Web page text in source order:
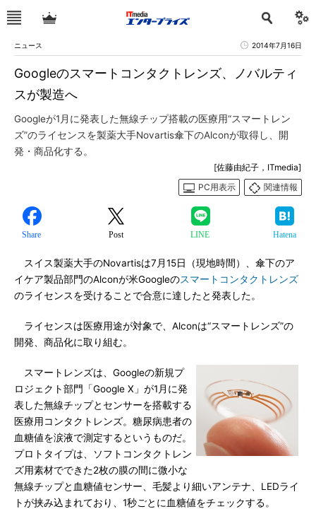
ニュース 2014年7月16日
Googleのスマートコンタクトレンズ、ノバルティ
スが製造へ
Googleが1月に発表した無線チップ搭載の医療用“スマートレン
ズ”のライセンスを製薬大手Novartis傘下のAlconが取得し、開
発・商品化する。
[佐藤由紀子，ITmedia]
PC用表示
関連情報
Share Post LINE Hatena
スイス製薬大手のNovartisは7月15日（現地時間）、傘下のア
イケア製品部門のAlconが米Googleのスマートコンタクトレンズ
のライセンスを受けることで合意に達したと発表した。
ライセンスは医療用途が対象で、Alconは“スマートレンズ”の
開発、商品化に取り組む。
スマートレンズは、Googleの新規プ
ロジェクト部門「Google X」が1月に発
表した無線チップとセンサーを搭載する
医療用コンタクトレンズ。糖尿病患者の
血糖値を涙液で測定するというものだ。
プロトタイプは、ソフトコンタクトレン
ズ用素材でできた2枚の膜の間に微小な
無線チップと血糖値センサー、毛髪より細いアンテナ、LEDライ
トが挟み込まれており、1秒ごとに血糖値をチェックする。